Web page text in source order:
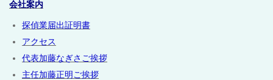
会社案内
探偵業届出証明書
アクセス
代表加藤なぎさご挨拶
主任加藤正明ご挨拶